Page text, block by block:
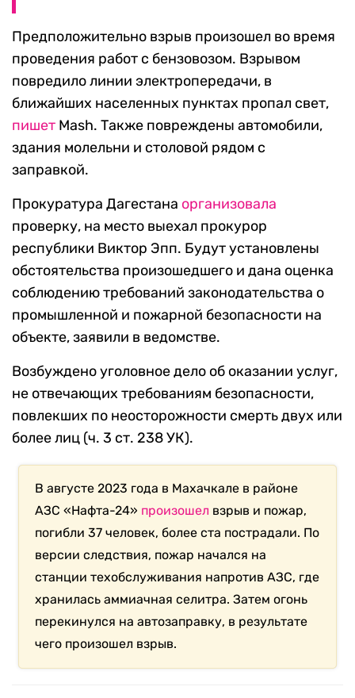
Предположительно взрыв произошел во время
проведения работ с бензовозом. Взрывом
повредило линии электропередачи, в
ближайших населенных пунктах пропал свет,
пишет Mash. Также повреждены автомобили,
здания молельни и столовой рядом с
заправкой.
Прокуратура Дагестана организовала
проверку, на место выехал прокурор
республики Виктор Эпп. Будут установлены
обстоятельства произошедшего и дана оценка
соблюдению требований законодательства о
промышленной и пожарной безопасности на
объекте, заявили в ведомстве.
Возбуждено уголовное дело об оказании услуг,
не отвечающих требованиям безопасности,
повлекших по неосторожности смерть двух или
более лиц (ч. 3 ст. 238 УК).
В августе 2023 года в Махачкале в районе
АЗС «Нафта-24» произошел взрыв и пожар,
погибли 37 человек, более ста пострадали. По
версии следствия, пожар начался на
станции техобслуживания напротив АЗС, где
хранилась аммиачная селитра. Затем огонь
перекинулся на автозаправку, в результате
чего произошел взрыв.